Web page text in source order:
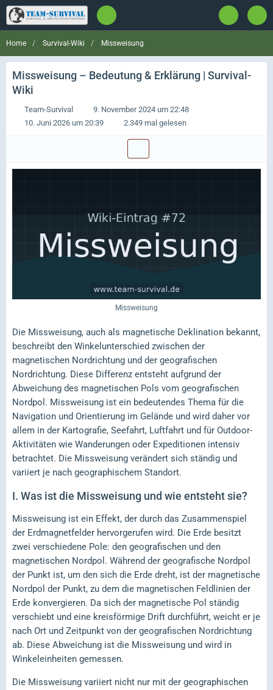
Home Survival-Wiki Missweisung
Missweisung – Bedeutung & Erklärung | Survival-
Wiki
Team-Survival
9. November 2024 um 22:48
10. Juni 2026 um 20:39
2.349 mal gelesen
Missweisung
Die Missweisung, auch als magnetische Deklination bekannt,
beschreibt den Winkelunterschied zwischen der
magnetischen Nordrichtung und der geografischen
Nordrichtung. Diese Differenz entsteht aufgrund der
Abweichung des magnetischen Pols vom geografischen
Nordpol. Missweisung ist ein bedeutendes Thema für die
Navigation und Orientierung im Gelände und wird daher vor
allem in der Kartografie, Seefahrt, Luftfahrt und für Outdoor-
Aktivitäten wie Wanderungen oder Expeditionen intensiv
betrachtet. Die Missweisung verändert sich ständig und
variiert je nach geographischem Standort.
I. Was ist die Missweisung und wie entsteht sie?
Missweisung ist ein Effekt, der durch das Zusammenspiel
der Erdmagnetfelder hervorgerufen wird. Die Erde besitzt
zwei verschiedene Pole: den geografischen und den
magnetischen Nordpol. Während der geografische Nordpol
der Punkt ist, um den sich die Erde dreht, ist der magnetische
Nordpol der Punkt, zu dem die magnetischen Feldlinien der
Erde konvergieren. Da sich der magnetische Pol ständig
verschiebt und eine kreisförmige Drift durchführt, weicht er je
nach Ort und Zeitpunkt von der geografischen Nordrichtung
ab. Diese Abweichung ist die Missweisung und wird in
Winkeleinheiten gemessen.
Die Missweisung variiert nicht nur mit der geographischen